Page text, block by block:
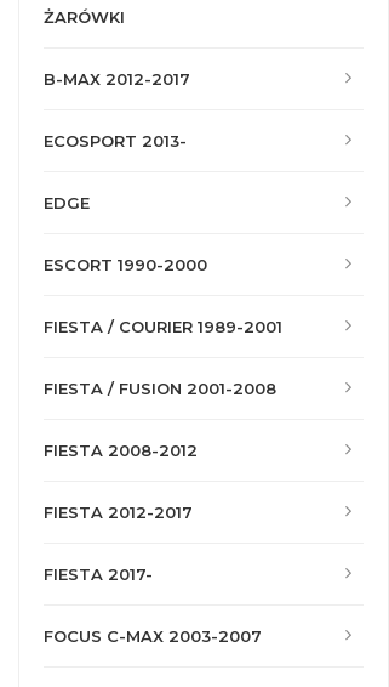
ŻARÓWKI
B-MAX 2012-2017
ECOSPORT 2013-
EDGE
ESCORT 1990-2000
FIESTA / COURIER 1989-2001
FIESTA / FUSION 2001-2008
FIESTA 2008-2012
FIESTA 2012-2017
FIESTA 2017-
FOCUS C-MAX 2003-2007